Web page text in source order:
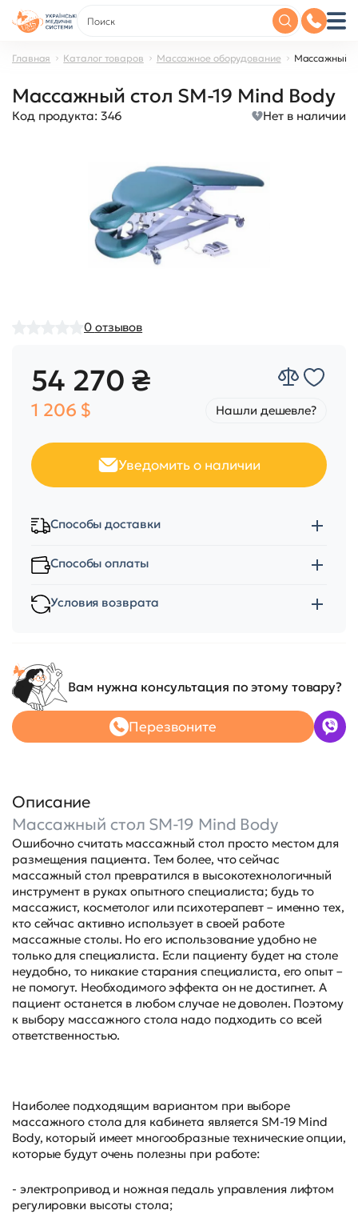
Главная Каталог товаров Массажное оборудование Массажный
Массажный стол SM-19 Mind Body
Код продукта: 346 Нет в наличии
0 отзывов
54 270 ₴
1 206 $ Нашли дешевле?
Уведомить о наличии
Способы доставки
Способы оплаты
Условия возврата
Вам нужна консультация по этому товару?
Перезвоните
Описание
Массажный стол SM-19 Mind Body
Ошибочно считать массажный стол просто местом для
размещения пациента. Тем более, что сейчас
массажный стол превратился в высокотехнологичный
инструмент в руках опытного специалиста; будь то
массажист, косметолог или психотерапевт – именно тех,
кто сейчас активно использует в своей работе
массажные столы. Но его использование удобно не
только для специалиста. Если пациенту будет на столе
неудобно, то никакие старания специалиста, его опыт –
не помогут. Необходимого эффекта он не достигнет. А
пациент останется в любом случае не доволен. Поэтому
к выбору массажного стола надо подходить со всей
ответственностью.
Наиболее подходящим вариантом при выборе
массажного стола для кабинета является SM-19 Mind
Body, который имеет многообразные технические опции,
которые будут очень полезны при работе:
- электропривод и ножная педаль управления лифтом
регулировки высоты стола;